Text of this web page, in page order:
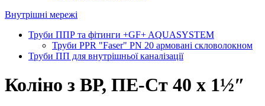
Внутрішні мережі
Труби ППР та фітинги +GF+ AQUASYSTEM
Труби PPR "Faser" PN 20 армовані скловолокном
Труби ПП для внутрішньої каналізації
Коліно з ВР, ПЕ-Ст 40 х 1½″